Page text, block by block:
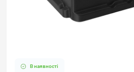
В наявності